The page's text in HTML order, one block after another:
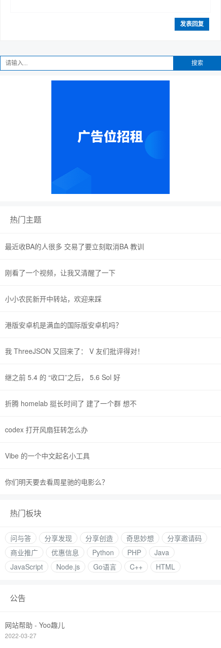
发表回复
搜索
热门主题
最近收BA的人很多 交易了要立刻取消BA 教训
刚看了一个视频，让我又清醒了一下
小小农民新开中转站，欢迎来踩
港版安卓机是满血的国际版安卓机吗？
我 ThreeJSON 又回来了： V 友们批评得对！
继之前 5.4 的 “收口”之后， 5.6 Sol 好
折腾 homelab 挺长时间了 建了一个群 想不
codex 打开风扇狂转怎么办
Vibe 的一个中文起名小工具
你们明天要去看周星驰的电影么？
热门板块
问与答 分享发现 分享创造 奇思妙想
分享邀请码
商业推广
优惠信息 Python PHP
Java
JavaScript
Node.js Go语言 C++ HTML
公告
网站帮助 - Yoo趣儿
2022-03-27